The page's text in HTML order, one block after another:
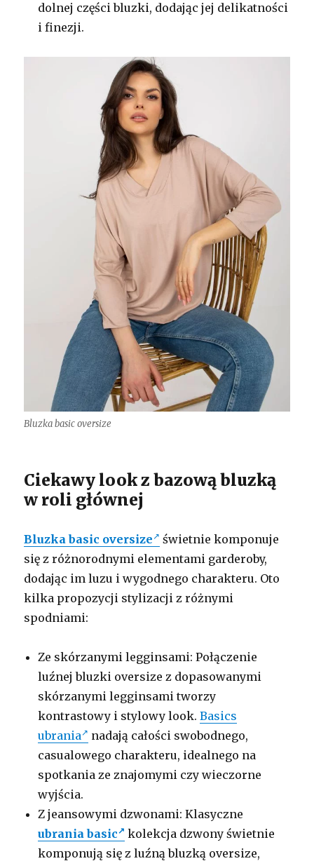
dolnej części bluzki, dodając jej delikatności
i finezji.
Bluzka basic oversize
Ciekawy look z bazową bluzką
w roli głównej
Bluzka basic oversize
świetnie komponuje
się z różnorodnymi elementami garderoby,
dodając im luzu i wygodnego charakteru. Oto
kilka propozycji stylizacji z różnymi
spodniami:
Ze skórzanymi legginsami: Połączenie
luźnej bluzki oversize z dopasowanymi
skórzanymi legginsami tworzy
kontrastowy i stylowy look.Basics
ubrania
nadają całości swobodnego,
casualowego charakteru, idealnego na
spotkania ze znajomymi czy wieczorne
wyjścia.
Z jeansowymi dzwonami: Klasyczne
ubrania basic
kolekcja dzwony świetnie
komponują się z luźną bluzką oversize,